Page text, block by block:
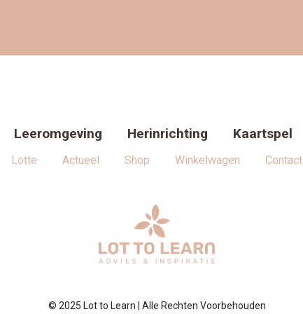
Leeromgeving Herinrichting Kaartspel
Lotte Actueel Shop Winkelwagen Contact
© 2025 Lot to Learn | Alle Rechten Voorbehouden